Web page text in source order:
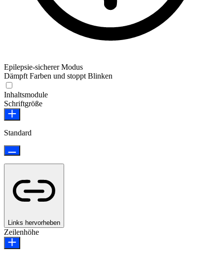
Epilepsie-sicherer Modus
Dämpft Farben und stoppt Blinken
Inhaltsmodule
Schriftgröße
Standard
Links hervorheben
Zeilenhöhe